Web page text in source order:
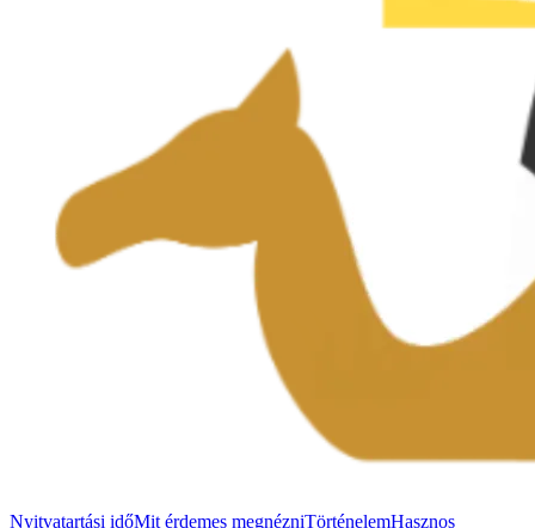
Nyitvatartási időMit érdemes megnézniTörténelemHasznos